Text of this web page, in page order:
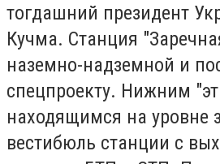
тогдашний президент
Кучма. Станция
наземно-надземной и
спецпроекту. Нижним
находящимся на уровне
вестибюль станции с